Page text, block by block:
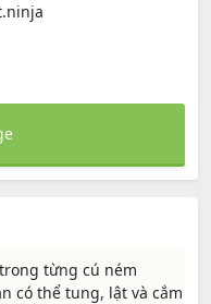
từng cú ném
có thể tung, lật và cắm